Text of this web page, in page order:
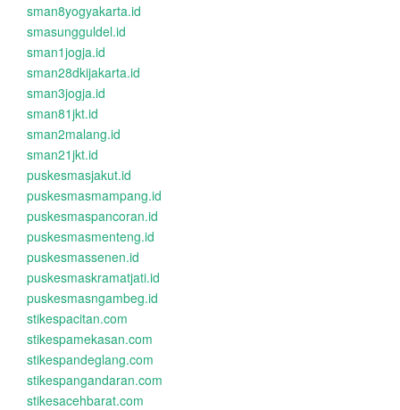
sman8yogyakarta.id
smasungguldel.id
sman1jogja.id
sman28dkijakarta.id
sman3jogja.id
sman81jkt.id
sman2malang.id
sman21jkt.id
puskesmasjakut.id
puskesmasmampang.id
puskesmaspancoran.id
puskesmasmenteng.id
puskesmassenen.id
puskesmaskramatjati.id
puskesmasngambeg.id
stikespacitan.com
stikespamekasan.com
stikespandeglang.com
stikespangandaran.com
stikesacehbarat.com